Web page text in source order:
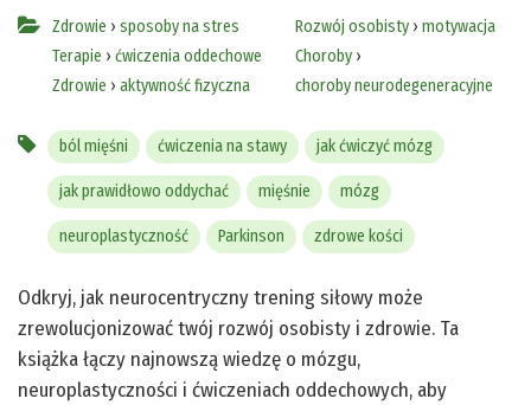
Zdrowie › sposoby na stres
Terapie › ćwiczenia oddechowe
Zdrowie › aktywność fizyczna
Rozwój osobisty› motywacja
Choroby›
choroby neurodegeneracyjne
ból mięśni ćwiczenia na stawy jak ćwiczyć mózg
jak prawidłowo oddychać mięśnie mózg
neuroplastyczność Parkinson zdrowe kości
Odkryj, jak neurocentryczny trening siłowy może
zrewolucjonizować twój rozwój osobisty i zdrowie. Ta
książka łączy najnowszą wiedzę o mózgu,
neuroplastyczności i ćwiczeniach oddechowych, aby